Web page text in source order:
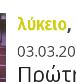
λύκειο,